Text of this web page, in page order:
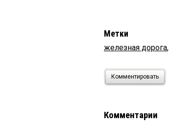
Метки
железная дорога,
Комментировать
Комментарии